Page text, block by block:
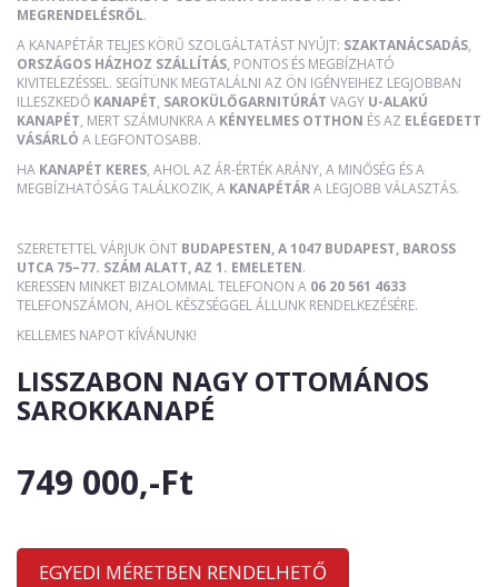
MEGRENDELÉSRŐL.
A KANAPÉTÁR TELJES KÖRŰ SZOLGÁLTATÁST NYÚJT: SZAKTANÁCSADÁS,
ORSZÁGOS HÁZHOZ SZÁLLÍTÁS, PONTOS ÉS MEGBÍZHATÓ
KIVITELEZÉSSEL. SEGÍTÜNK MEGTALÁLNI AZ ÖN IGÉNYEIHEZ LEGJOBBAN
ILLESZKEDŐ KANAPÉT, SAROKÜLŐGARNITÚRÁT VAGY U-ALAKÚ
KANAPÉT, MERT SZÁMUNKRA A KÉNYELMES OTTHON ÉS AZ ELÉGEDETT
VÁSÁRLÓ A LEGFONTOSABB.
HA KANAPÉT KERES, AHOL AZ ÁR-ÉRTÉK ARÁNY, A MINŐSÉG ÉS A
MEGBÍZHATÓSÁG TALÁLKOZIK, A KANAPÉTÁRA LEGJOBB VÁLASZTÁS.
SZERETETTEL VÁRJUK ÖNT BUDAPESTEN, A 1047 BUDAPEST, BAROSS
UTCA 75–77. SZÁM ALATT, AZ 1. EMELETEN.
KERESSEN MINKET BIZALOMMAL TELEFONON A 06 20 561 4633
TELEFONSZÁMON, AHOL KÉSZSÉGGEL ÁLLUNK RENDELKEZÉSÉRE.
KELLEMES NAPOT KÍVÁNUNK!
LISSZABON NAGY OTTOMÁNOS
SAROKKANAPÉ
749 000,-Ft
EGYEDI MÉRETBEN RENDELHETŐ